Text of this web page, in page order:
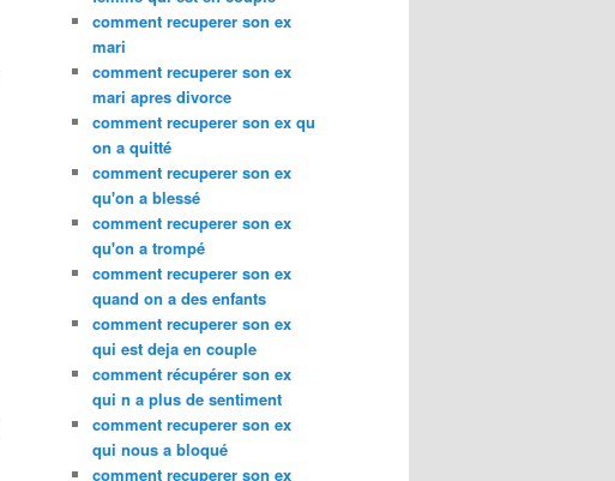
comment recuperer son ex
mari
comment recuperer son ex
mari apres divorce
comment recuperer son ex qu
on a quitté
comment recuperer son ex
qu'on a blessé
comment recuperer son ex
qu'on a trompé
comment recuperer son ex
quand on a des enfants
comment recuperer son ex
qui est deja en couple
comment récupérer son ex
qui n a plus de sentiment
comment recuperer son ex
qui nous a bloqué
comment recuperer son ex